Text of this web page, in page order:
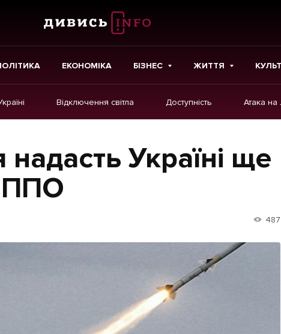
ЕКОНОМІКА БІЗНЕС ЖИТТЯ
Відключення світла Доступність Атака на
Картки
Ініціативи
Лонгріди
Україні ще
ППО
487